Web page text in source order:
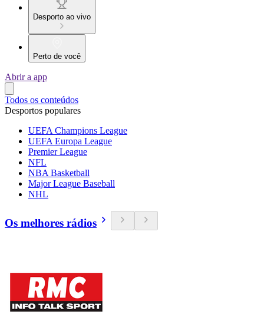
Desporto ao vivo
Perto de você
Abrir a app
Todos os conteúdos
Desportos populares
UEFA Champions League
UEFA Europa League
Premier League
NFL
NBA Basketball
Major League Baseball
NHL
Os melhores rádios